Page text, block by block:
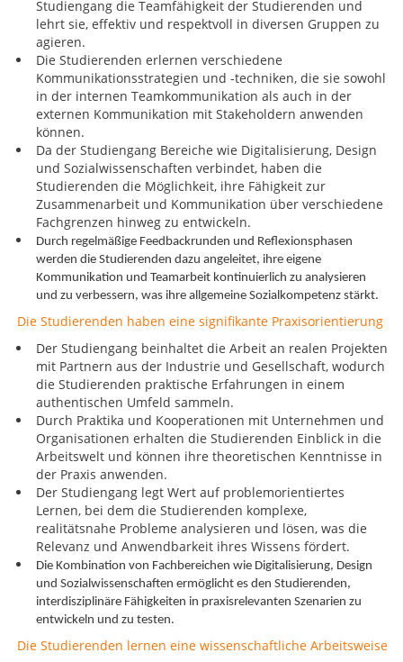
Studiengang die Teamfähigkeit der Studierenden und
lehrt sie, effektiv und respektvoll in diversen Gruppen zu
agieren.
Die Studierenden erlernen verschiedene
Kommunikationsstrategien und -techniken, die sie sowohl
in der internen Teamkommunikation als auch in der
externen Kommunikation mit Stakeholdern anwenden
können.
Da der Studiengang Bereiche wie Digitalisierung, Design
und Sozialwissenschaften verbindet, haben die
Studierenden die Möglichkeit, ihre Fähigkeit zur
Zusammenarbeit und Kommunikation über verschiedene
Fachgrenzen hinweg zu entwickeln.
Durch regelmäßige Feedbackrunden und Reflexionsphasen
werden die Studierenden dazu angeleitet, ihre eigene
Kommunikation und Teamarbeit kontinuierlich zu analysieren
und zu verbessern, was ihre allgemeine Sozialkompetenz stärkt.
Die Studierenden haben eine signifikante Praxisorientierung
Der Studiengang beinhaltet die Arbeit an realen Projekten
mit Partnern aus der Industrie und Gesellschaft, wodurch
die Studierenden praktische Erfahrungen in einem
authentischen Umfeld sammeln.
Durch Praktika und Kooperationen mit Unternehmen und
Organisationen erhalten die Studierenden Einblick in die
Arbeitswelt und können ihre theoretischen Kenntnisse in
der Praxis anwenden.
Der Studiengang legt Wert auf problemorientiertes
Lernen, bei dem die Studierenden komplexe,
realitätsnahe Probleme analysieren und lösen, was die
Relevanz und Anwendbarkeit ihres Wissens fördert.
Die Kombination von Fachbereichen wie Digitalisierung, Design
und Sozialwissenschaften ermöglicht es den Studierenden,
interdisziplinäre Fähigkeiten in praxisrelevanten Szenarien zu
entwickeln und zu testen.
Die Studierenden lernen eine wissenschaftliche Arbeitsweise